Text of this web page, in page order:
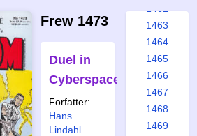
Frew 1473
Duel in
Cyberspace
Forfatter:
Hans
Lindahl
1463
1464
1465
1466
1467
1468
1469